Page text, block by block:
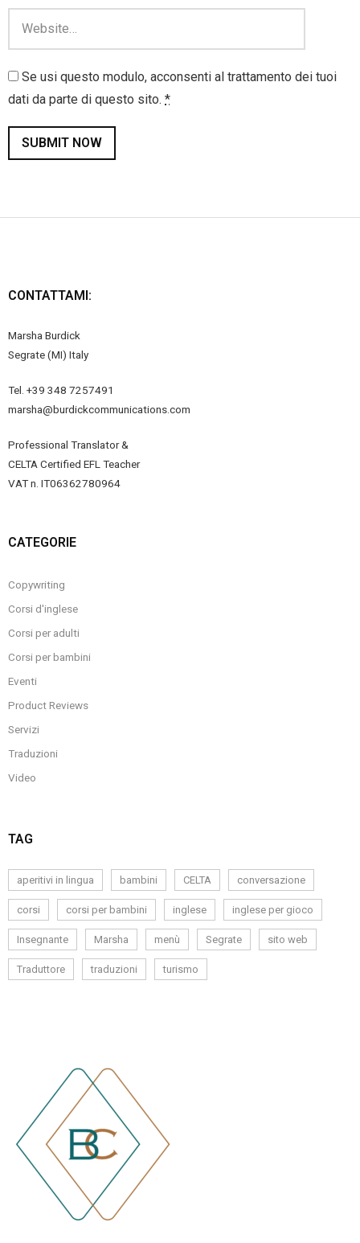
Se usi questo modulo, acconsenti al trattamento dei tuoi
dati da parte di questo sito. *
CONTATTAMI:
Marsha Burdick
Segrate (MI) Italy
Tel. +39 348 7257491
marsha@burdickcommunications.com
Professional Translator &
CELTA Certified EFL Teacher
VAT n. IT06362780964
CATEGORIE
Copywriting
Corsi d'inglese
Corsi per adulti
Corsi per bambini
Eventi
Product Reviews
Servizi
Traduzioni
Video
TAG
aperitivi in lingua bambini CELTA conversazione
corsi corsi per bambini inglese inglese per gioco
Insegnante Marsha menù Segrate sito web
Traduttore traduzioni turismo